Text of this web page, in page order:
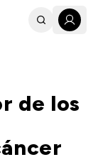
de los